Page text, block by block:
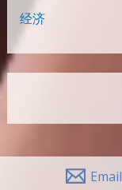
经济
Email